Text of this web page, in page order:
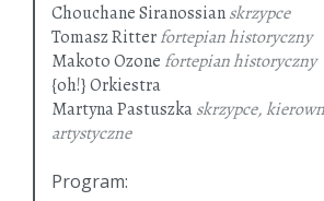
Chouchane Siranossianskrzypce
Tomasz Ritterfortepian historyczny
Makoto Ozone fortepian historyczny
{oh!} Orkiestra
Martyna Pastuszkaskrzypce,
artystyczne
Program: